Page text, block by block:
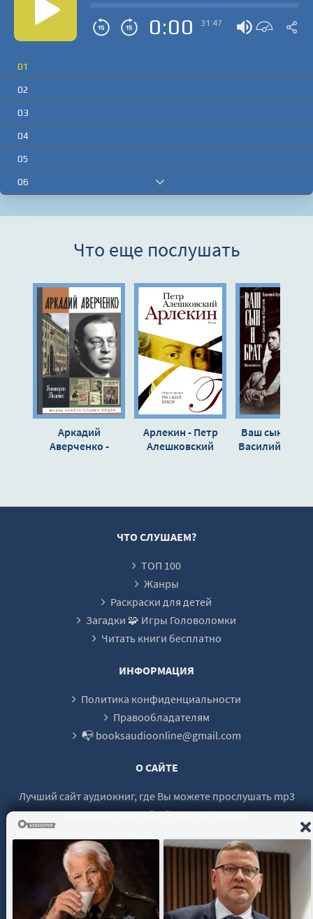
0:00 31:47
01
02
03
04
05
06
Что еще послушать
Аркадий
Аверченко -
Арлекин - Петр
Алешковский
Ваш сын и
Василий
ЧТО СЛУШАЕМ?
ТОП 100
Жанры
Раскраски для детей
Загадки 🧩 Игры Головоломки
Читать книги бесплатно
ИНФОРМАЦИЯ
Политика конфиденциальности
Правообладателям
📭 booksaudioonline@gmail.com
О САЙТЕ
Лучший сайт аудиокниг, где Вы можете прослушать mp3
аудиокнигу онлайн без регистрации.
© 2021 - 2026 booksaudio-online.com Все права защищены.